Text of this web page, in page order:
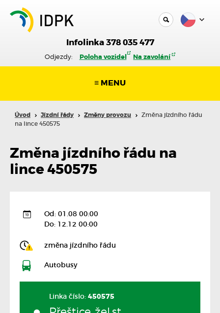
Infolinka 378 035 477
Odjezdy: Poloha vozidel Na zavolání
≡ MENU
Úvod Jízdní řády Změny provozu
Změna jízdního řádu
na lince 450575
Změna jízdního řádu na
lince 450575
Od: 01.08 00:00
Do: 12.12 00:00
změna jízdního řádu
Autobusy
Linka číslo: 450575